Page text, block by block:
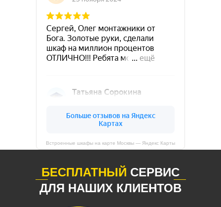
Встроенные шкафы на карте Москвы — Яндекс Карты
БЕСПЛАТНЫЙ СЕРВИС
ДЛЯ НАШИХ КЛИЕНТОВ